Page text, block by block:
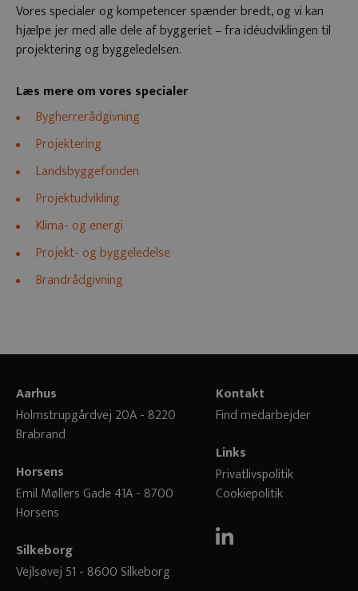
Vores specialer og kompetencer spænder bredt, og vi kan
hjælpe jer med alle dele af byggeriet – fra idéudviklingen til
projektering og byggeledelsen.
Læs mere om vores specialer
Bygherrerådgivning
Projektering
Landsbyggefonden
Projektudvikling
Klima- og energi
Projekt- og byggeledelse
Brandrådgivning
Aarhus
Holmstrupgårdvej 20A - 8220
Brabrand
Horsens
Emil Møllers Gade 41A - 8700
Horsens
Silkeborg
Vejlsøvej 51 - 8600 Silkeborg
Kontakt
Find medarbejder
Links
Privatlivspolitik
Cookiepolitik